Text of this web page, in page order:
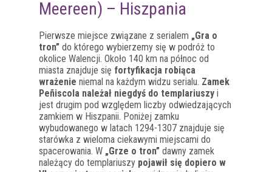
Meereen) – Hiszpania
Pierwsze miejsce związane z serialem „Gra o
tron” do którego wybierzemy się w podróż to
okolice Walencji. Około 140 km na północ od
miasta znajduje się fortyfikacja robiąca
wrażenie niemal na każdym widzu serialu. Zamek
Peñiscola należał niegdyś do templariuszy i
jest drugim pod względem liczby odwiedzających
zamkiem w Hiszpanii. Poniżej zamku
wybudowanego w latach 1294-1307 znajduje się
starówka z wieloma ciekawymi miejscami do
spacerowania. W „Grze o tron” dawny zamek
należący do templariuszy pojawił się dopiero w